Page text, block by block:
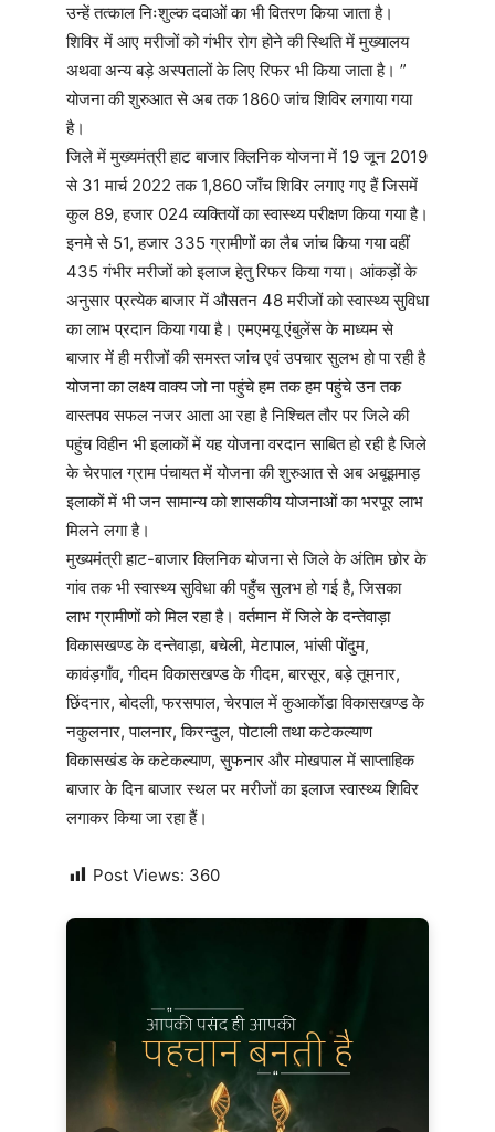
उन्हें तत्काल निःशुल्क दवाओं का भी वितरण किया जाता है।
शिविर में आए मरीजों को गंभीर रोग होने की स्थिति में मुख्यालय
अथवा अन्य बड़े अस्पतालों के लिए रिफर भी किया जाता है। ”
योजना की शुरुआत से अब तक 1860 जांच शिविर लगाया गया
है।
जिले में मुख्यमंत्री हाट बाजार क्लिनिक योजना में 19 जून 2019
से 31 मार्च 2022 तक 1,860 जाँच शिविर लगाए गए हैं जिसमें
कुल 89, हजार 024 व्यक्तियों का स्वास्थ्य परीक्षण किया गया है।
इनमे से 51, हजार 335 ग्रामीणों का लैब जांच किया गया वहीं
435 गंभीर मरीजों को इलाज हेतु रिफर किया गया। आंकड़ों के
अनुसार प्रत्येक बाजार में औसतन 48 मरीजों को स्वास्थ्य सुविधा
का लाभ प्रदान किया गया है। एमएमयू एंबुलेंस के माध्यम से
बाजार में ही मरीजों की समस्त जांच एवं उपचार सुलभ हो पा रही है
योजना का लक्ष्य वाक्य जो ना पहुंचे हम तक हम पहुंचे उन तक
वास्तपव सफल नजर आता आ रहा है निश्चित तौर पर जिले की
पहुंच विहीन भी इलाकों में यह योजना वरदान साबित हो रही है जिले
के चेरपाल ग्राम पंचायत में योजना की शुरुआत से अब अबूझमाड़
इलाकों में भी जन सामान्य को शासकीय योजनाओं का भरपूर लाभ
मिलने लगा है।
मुख्यमंत्री हाट-बाजार क्लिनिक योजना से जिले के अंतिम छोर के
गांव तक भी स्वास्थ्य सुविधा की पहुँच सुलभ हो गई है, जिसका
लाभ ग्रामीणों को मिल रहा है। वर्तमान में जिले के दन्तेवाड़ा
विकासखण्ड के दन्तेवाड़ा, बचेली, मेटापाल, भांसी पोंदुम,
कावंड़गाँव, गीदम विकासखण्ड के गीदम, बारसूर, बड़े तूमनार,
छिंदनार, बोदली, फरसपाल, चेरपाल में कुआकोंडा विकासखण्ड के
नकुलनार, पालनार, किरन्दुल, पोटाली तथा कटेकल्याण
विकासखंड के कटेकल्याण, सुफनार और मोखपाल में साप्ताहिक
बाजार के दिन बाजार स्थल पर मरीजों का इलाज स्वास्थ्य शिविर
लगाकर किया जा रहा हैं।
Post Views: 360